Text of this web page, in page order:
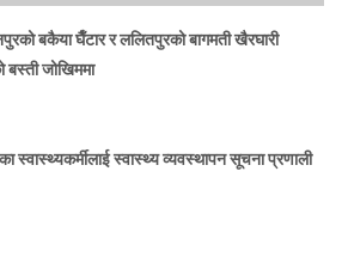
बकैया घैँटार र ललितपुरको बागमती खैरघारी
बस्ती जोखिममा
स्वास्थ्यकर्मीलाई स्वास्थ्य व्यवस्थापन सूचना प्रणाली